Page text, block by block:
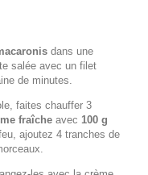
dans une
salée avec un filet
de minutes.
faites chauffer 3
fraîche avec 100 g
ajoutez 4 tranches de